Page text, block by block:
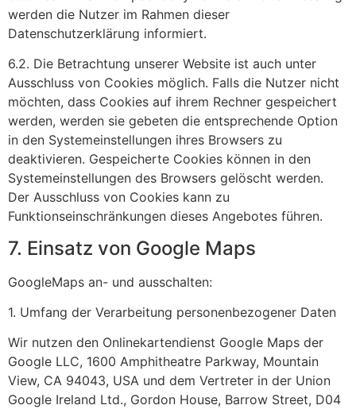
werden die Nutzer im Rahmen dieser
Datenschutzerklärung informiert.
6.2. Die Betrachtung unserer Website ist auch unter
Ausschluss von Cookies möglich. Falls die Nutzer nicht
möchten, dass Cookies auf ihrem Rechner gespeichert
werden, werden sie gebeten die entsprechende Option
in den Systemeinstellungen ihres Browsers zu
deaktivieren. Gespeicherte Cookies können in den
Systemeinstellungen des Browsers gelöscht werden.
Der Ausschluss von Cookies kann zu
Funktionseinschränkungen dieses Angebotes führen.
7. Einsatz von Google Maps
GoogleMaps an- und ausschalten:
1. Umfang der Verarbeitung personenbezogener Daten
Wir nutzen den Onlinekartendienst Google Maps der
Google LLC, 1600 Amphitheatre Parkway, Mountain
View, CA 94043, USA und dem Vertreter in der Union
Google Ireland Ltd., Gordon House, Barrow Street, D04